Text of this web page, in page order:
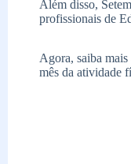
Além disso,
profissionais de
Agora, saiba mais
mês da atividade